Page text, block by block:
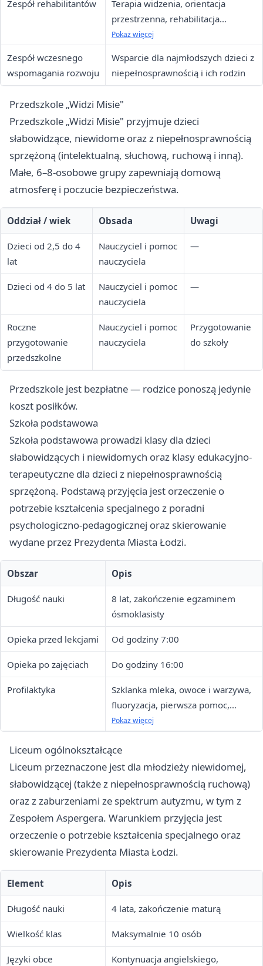
Zespół rehabilitantów
Terapia widzenia, orientacja
przestrzenna, rehabilitacja
podstawowa, pismo brajla,
Pokaż więcej
Zespół wczesnego
wspomagania rozwoju
Wsparcie dla najmłodszych dzieci z
niepełnosprawnością i ich rodzin
Przedszkole „Widzi Misie"
Przedszkole „Widzi Misie" przyjmuje dzieci
słabowidzące, niewidome oraz z niepełnosprawnością
sprzężoną (intelektualną, słuchową, ruchową i inną).
Małe, 6–8-osobowe grupy zapewniają domową
atmosferę i poczucie bezpieczeństwa.
Oddział / wiek Obsada Uwagi
Dzieci od 2,5 do 4
lat
Nauczyciel i pomoc
nauczyciela
—
Dzieci od 4 do 5 lat
Nauczyciel i pomoc
nauczyciela
—
Roczne
przygotowanie
przedszkolne
Nauczyciel i pomoc
nauczyciela
Przygotowanie
do szkoły
Przedszkole jest bezpłatne — rodzice ponoszą jedynie
koszt posiłków.
Szkoła podstawowa
Szkoła podstawowa prowadzi klasy dla dzieci
słabowidzących i niewidomych oraz klasy edukacyjno-
terapeutyczne dla dzieci z niepełnosprawnością
sprzężoną. Podstawą przyjęcia jest orzeczenie o
potrzebie kształcenia specjalnego z poradni
psychologiczno-pedagogicznej oraz skierowanie
wydane przez Prezydenta Miasta Łodzi.
Obszar Opis
Długość nauki
8 lat, zakończenie egzaminem
ósmoklasisty
Opieka przed lekcjami Od godziny 7:00
Opieka po zajęciach Do godziny 16:00
Profilaktyka
Szklanka mleka, owoce i warzywa,
fluoryzacja, pierwsza pomoc,
warsztaty z PSP i Policją
Pokaż więcej
Liceum ogólnokształcące
Liceum przeznaczone jest dla młodzieży niewidomej,
słabowidzącej (także z niepełnosprawnością ruchową)
oraz z zaburzeniami ze spektrum autyzmu, w tym z
Zespołem Aspergera. Warunkiem przyjęcia jest
orzeczenie o potrzebie kształcenia specjalnego oraz
skierowanie Prezydenta Miasta Łodzi.
Element Opis
Długość nauki 4 lata, zakończenie maturą
Wielkość klas Maksymalnie 10 osób
Języki obce
Kontynuacja angielskiego,